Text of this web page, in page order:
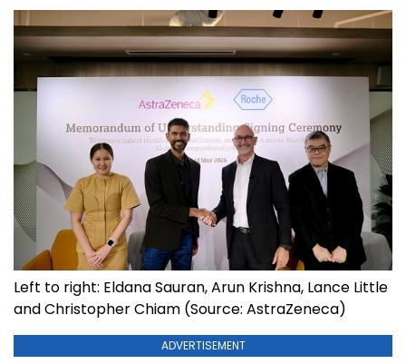
Left to right: Eldana Sauran, Arun Krishna, Lance Little
and Christopher Chiam (Source: AstraZeneca)
ADVERTISEMENT